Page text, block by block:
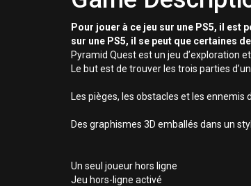
Pour jouer à ce jeu sur une PS5, il
sur une PS5, il se peut que certaines
Pyramid Quest est un jeu d’exploration
Le but est de trouver les trois parties
Les pièges, les obstacles et les ennemis
Des graphismes 3D emballés dans un
Un seul joueur hors ligne
Jeu hors-ligne activé